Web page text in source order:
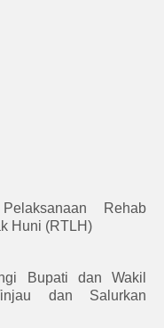
Rehab
Huni (RTLH)
Bupati dan Wakil
dan Salurkan